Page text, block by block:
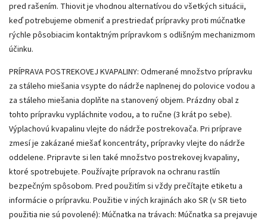
pred rašením. Thiovit je vhodnou alternatívou do všetkých situácii,
keď potrebujeme obmeniť a prestriedať prípravky proti múčnatke
rýchle pôsobiacim kontaktným prípravkom s odlišným mechanizmom
účinku.
PRÍPRAVA POSTREKOVEJ KVAPALINY: Odmerané množstvo prípravku
za stáleho miešania vsypte do nádrže naplnenej do polovice vodou a
za stáleho miešania doplňte na stanovený objem. Prázdny obal z
tohto prípravku vypláchnite vodou, a to ručne (3 krát po sebe).
Výplachovú kvapalinu vlejte do nádrže postrekovača. Pri príprave
zmesí je zakázané miešať koncentráty, prípravky vlejte do nádrže
oddelene. Pripravte si len také množstvo postrekovej kvapaliny,
ktoré spotrebujete. Používajte prípravok na ochranu rastlín
bezpečným spôsobom. Pred použitím si vždy prečítajte etiketu a
informácie o prípravku. Použitie v iných krajinách ako SR (v SR tieto
použitia nie sú povolené): Múčnatka na trávach: Múčnatka sa prejavuje